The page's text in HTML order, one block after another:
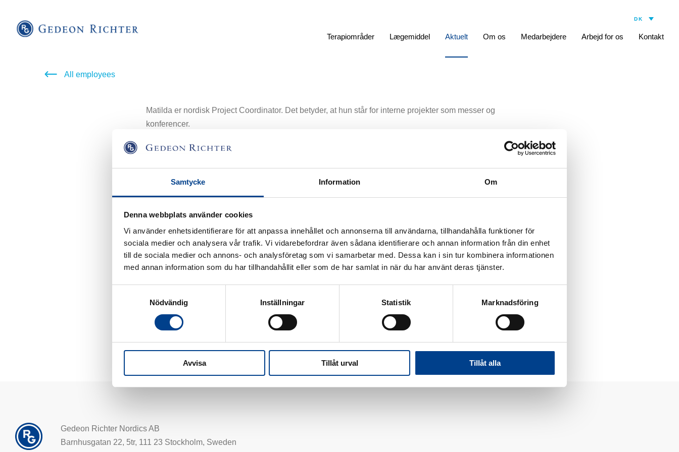
Samtycke Information Om
Denna webbplats använder cookies
Vi använder enhetsidentifierare för att anpassa innehållet och annonserna till användarna, tillhandahålla funktioner för
sociala medier och analysera vår trafik. Vi vidarebefordrar även sådana identifierare och annan information från din enhet
till de sociala medier och annons- och analysföretag som vi samarbetar med. Dessa kan i sin tur kombinera informationen
med annan information som du har tillhandahållit eller som de har samlat in när du har använt deras tjänster.
Nödvändig
Inställningar Statistik Marknadsföring
Avvisa Tillåt urval Tillåt alla
Terapiområder Lægemiddel Aktuelt Om os Medarbejdere Arbejd for os Kontakt
All employees
Matilda er nordisk Project Coordinator. Det betyder, at hun står for interne projekter som messer og
konferencer.
Matilda har tidligere koordineret lignende projekter i vinbranchen, blandt andet som marketingkoordinator
hos Arvid Nordquist.
Matilda bruger det meste af sin fritid i stalden. Det har været hendes store passion, siden hun var 4 år.
Gedeon Richter Nordics AB
Barnhusgatan 22, 5tr, 111 23 Stockholm, Sweden